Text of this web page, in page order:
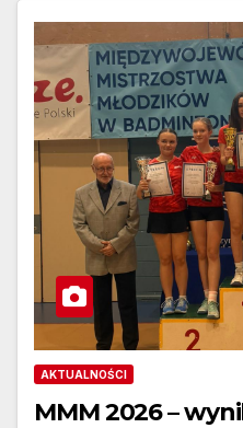
AKTUALNOŚCI
MMM 2026 –